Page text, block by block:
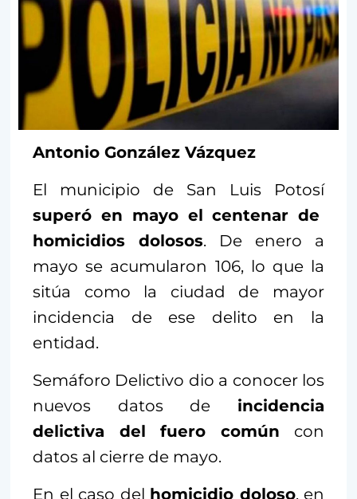
Antonio González Vázquez
El municipio de San Luis Potosí
superó en mayo el centenar de
homicidios dolosos. De enero a
mayo se acumularon 106, lo que la
sitúa como la ciudad de mayor
incidencia de ese delito en la
entidad.
Semáforo Delictivo dio a conocer los
nuevos datos de incidencia
delictiva del fuero común con
datos al cierre de mayo.
En el caso del homicidio doloso, en